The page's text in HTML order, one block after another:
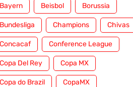
Bayern Beisbol Borussia
Bundesliga Champions Chivas
Concacaf Conference League
Copa Del Rey Copa MX
Copa do Brazil CopaMX